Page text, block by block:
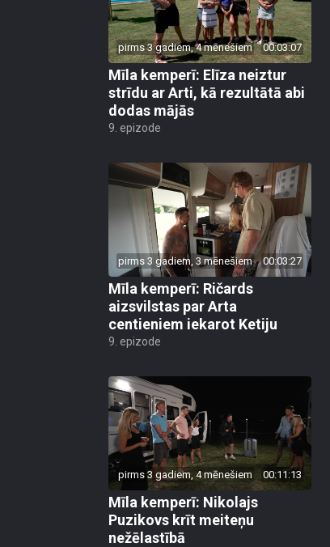
pirms 3 gadiem, 4 mēnešiem 00:03:07
Mīla kemperī: Elīza neiztur
strīdu ar Arti, kā rezultātā abi
dodas mājās
9. epizode
pirms 3 gadiem, 3 mēnešiem 00:03:27
Mīla kemperī: Ričards
aizsvilstas par Arta
centieniem iekarot Ketiju
9. epizode
pirms 3 gadiem, 4 mēnešiem 00:11:13
Mīla kemperī: Nikolajs
Puzikovs krīt meiteņu
nežēlastībā